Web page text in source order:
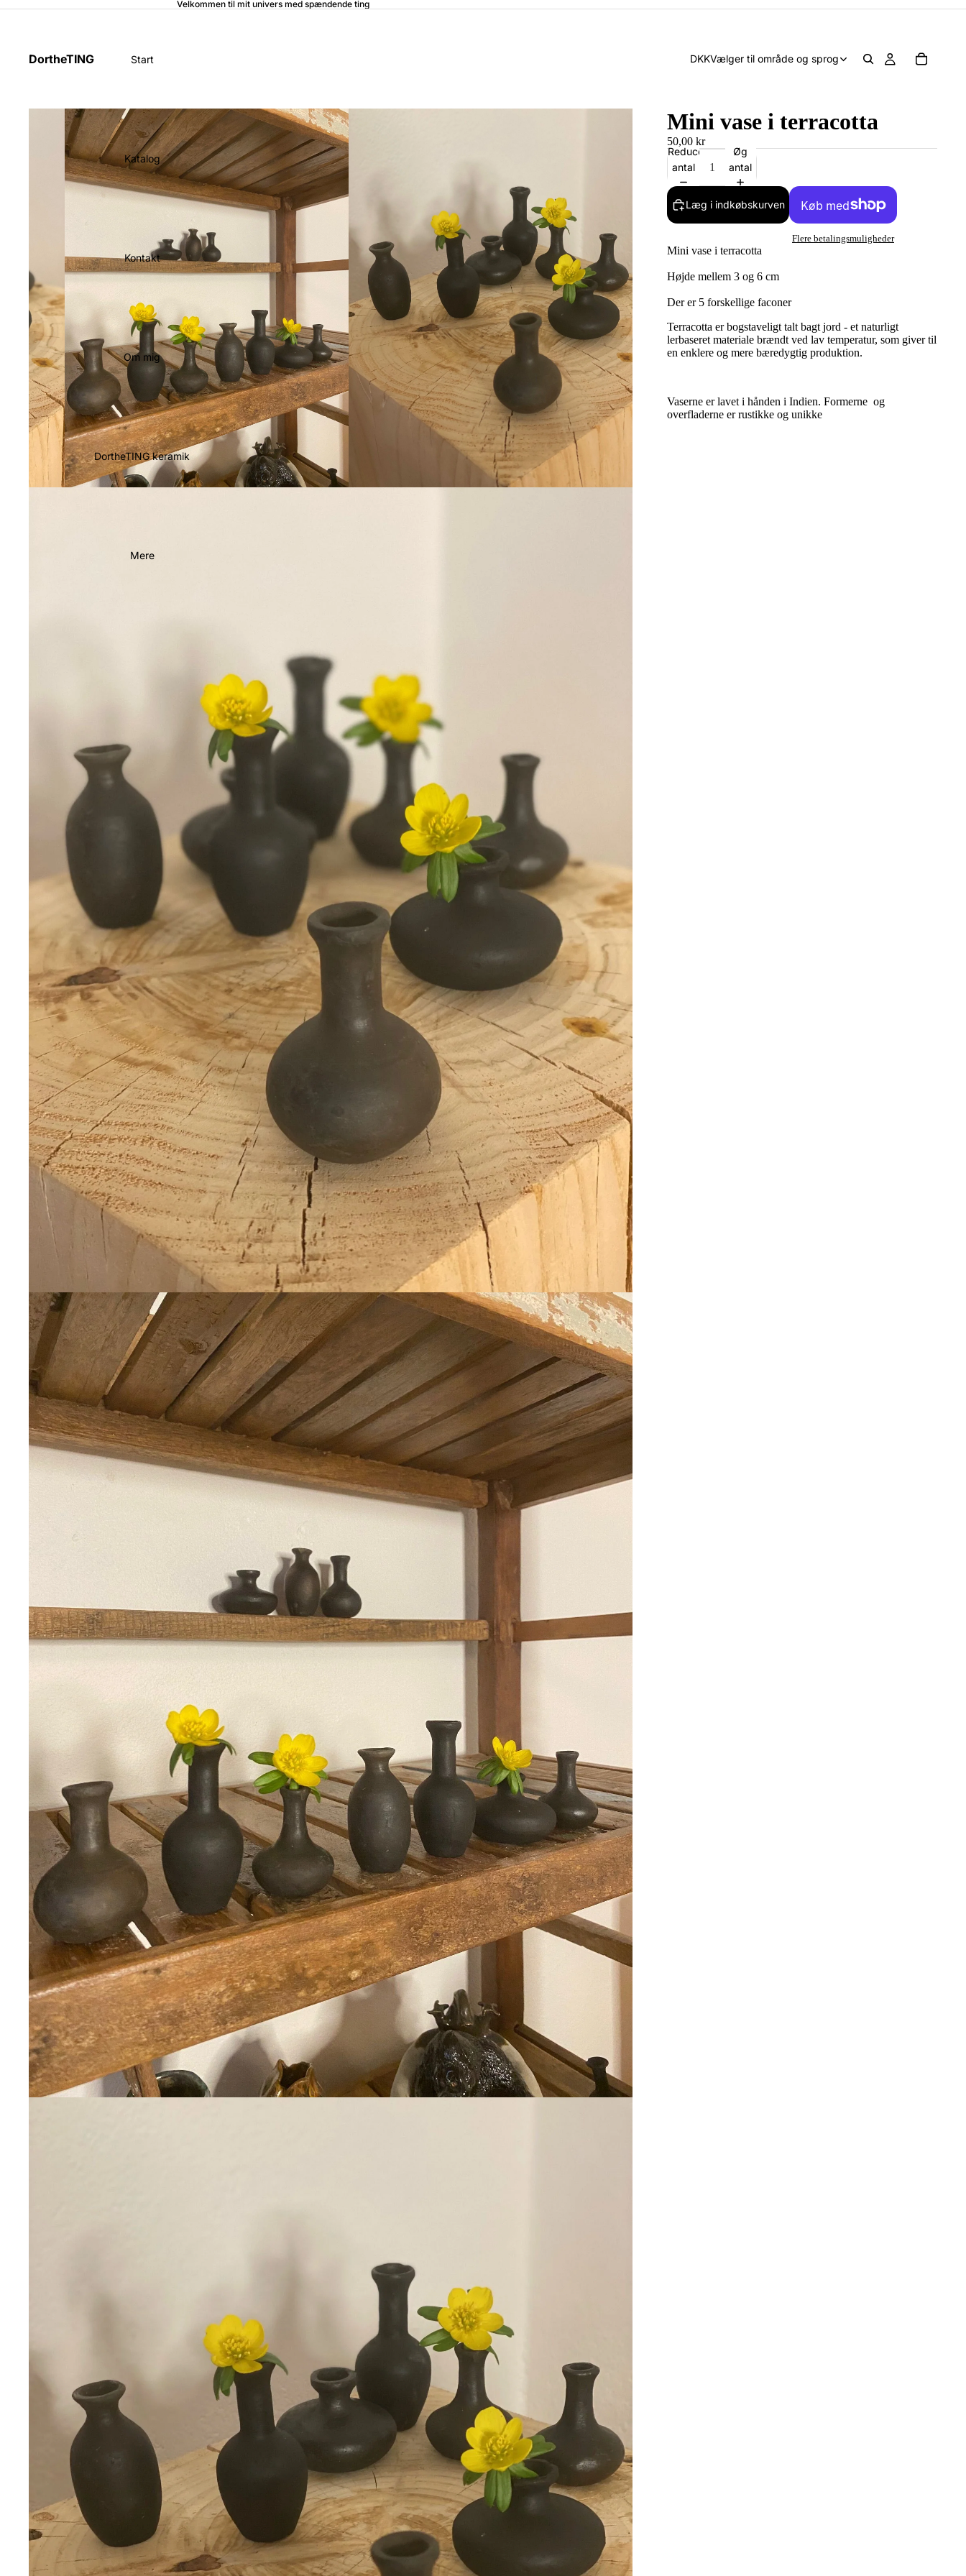
Velkommen til mit univers med spændende ting
DortheTING Start
Katalog
Kontakt
Om mig
DortheTING keramik
Mere
DKKVælger til område og sprog
Mini vase i terracotta
50,00 kr
Reducer
antal
Øg
antal
Læg i indkøbskurven
Flere betalingsmuligheder
Mini vase i terracotta
Højde mellem 3 og 6 cm
Der er 5 forskellige faconer
Terracotta er bogstaveligt talt bagt jord - et naturligt
lerbaseret materiale brændt ved lav temperatur, som giver til
en enklere og mere bæredygtig produktion.
Vaserne er lavet i hånden i Indien. Formerne og
overfladerne er rustikke og unikke